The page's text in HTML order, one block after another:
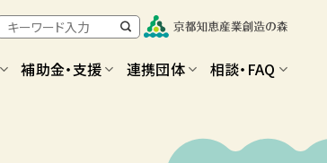
補助金・支援 連携団体 相談・FAQ